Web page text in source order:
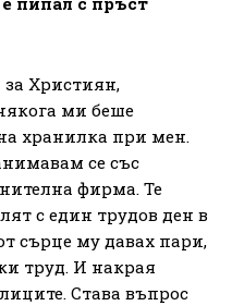
Християн,
ми беше
хранилка при мен.
се със
фирма. Те
с един трудов ден в
сърце му давах пари,
труд. И накрая
Става въпрос